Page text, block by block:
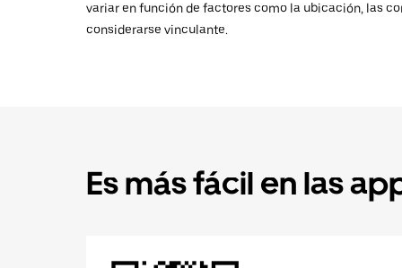
variar en función de factores como la ubicación, las
considerarse vinculante.
Es más fácil en las